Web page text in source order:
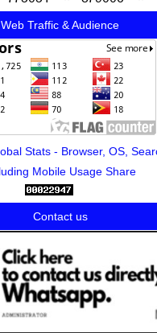
Web Traffic & Audience
Contact us